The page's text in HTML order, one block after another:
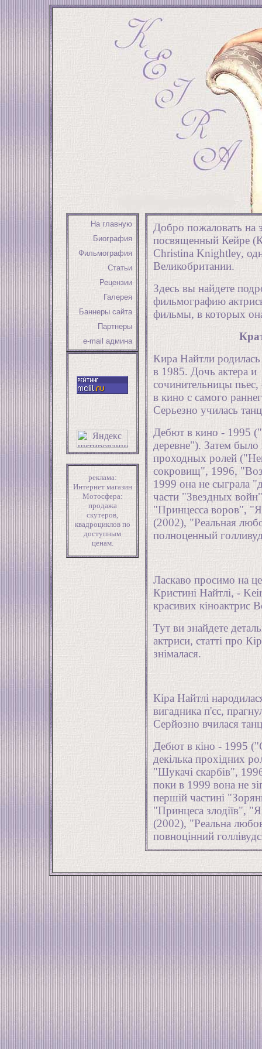
На главную
Биография
Фильмография
Статьи
Рецензии
Галерея
Баннеры сайта
Партнеры
e-mail админа
реклама:
Интернет магазин
Мотосфера:
продажа
скутеров,
квадроцикловпо
доступным
ценам.
Добро пожаловать на
посвященный Кейре
Christina Knightley,
Великобритании.
Здесь вы найдете
фильмографию
фильмы, в которых
Кира Найтли
в 1985. Дочь актера и
сочинительницы пьес,
в кино с самого
Серьезно училась
Дебют в кино - 1995
деревне"). Затем было
проходных ролей
сокровищ", 1996,
1999 она не сыграла
части "Звездных
"Принцесса воров",
(2002), "Реальная
полноценный
Ласкаво просимо на
Кристині Найтлі, -
красивих кіноактрис
Тут ви знайдете
актриси, статті про
знімалася.
Кіра Найтлі
вигадника п'єс,
Серйозно вчилася
Дебют в кіно - 1995
декілька прохідних
"Шукачі скарбів",
поки в 1999 вона не
першій частині
"Принцеса злодіїв",
(2002), "Реальна
повноцінний